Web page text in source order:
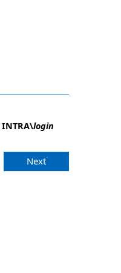
INTRA\login
Next